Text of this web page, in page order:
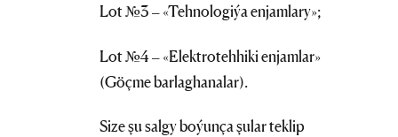
Lot №3 – «Tehnologiýa enjamlary»;
Lot №4 – «Elektrotehhiki enjamlar»
(Göçme barlaghanalar).
Size şu salgy boýunça şular teklip